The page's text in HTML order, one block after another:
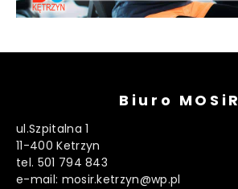
Biuro MOSiR
ul.Szpitalna 1
11-400 Ketrzyn
tel. 501 794 843
e-mail: mosir.ketrzyn@wp.pl